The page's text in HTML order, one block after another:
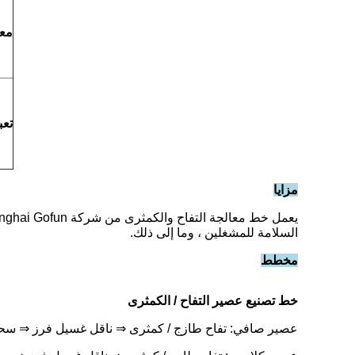
مزايا
السلامة للمشغلين ، وما إلى ذلك.
مخطط
خط تصنيع عصير التفاح / الكمثرى
عصير صافي: تفاح طازج / كمثرى ⇒ ناقل غسيل فرز ⇒